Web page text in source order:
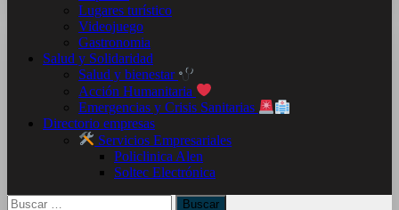
Lugares turístico
Videojuego
Gastronomia
Salud y Solidaridad
Salud y bienestar
Acción Humanitaria
Emergencias y Crisis Sanitarias
Directorio empresas
Servicios Empresariales
Policlinica Alen
Soltec Electrónica
Buscar: